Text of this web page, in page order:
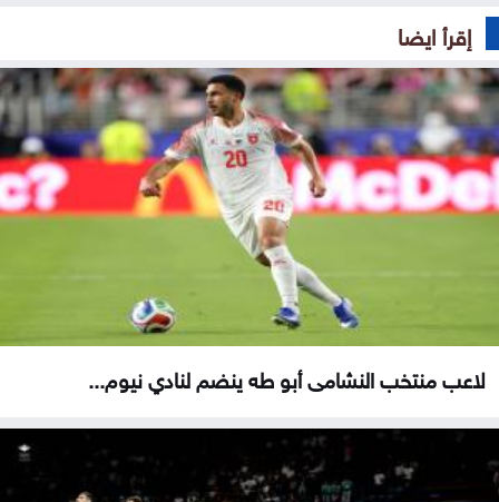
إقرأ ايضا
لاعب منتخب النشامى أبو طه ينضم لنادي نيوم...